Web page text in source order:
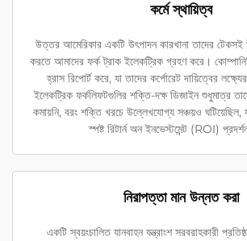
কর্মে স্থায়িত্ব
উত্তর আমেরিকার একটি উৎপাদন কারখানা তাদের টেকসই
করতে আমাদের ফর্ক ট্রাক ইলেকট্রিক গ্রহণ করে।
হ্রাস রিপোর্ট করে, যা তাদের কর্পোরেট দায়িত্বের
ইলেকট্রিক ফর্কলিফটগুলির শক্তি-দক্ষ ডিজাইন শুধুমাত্র
কমায়নি, বরং শক্তি খরচে উল্লেখযোগ্য সঞ্চয়ও ঘটিয়েছিল,
স্পষ্ট রিটার্ন অন ইনভেস্টমেন্ট (ROI)
নিরাপত্তা মান উন্নত করা
একটি স্বয়ংচালিত যানবাহন যন্ত্রাংশ সরবরাহকারী